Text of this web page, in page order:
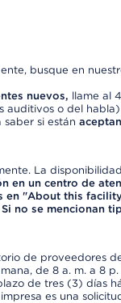
busque en
nuevos, llame al
auditivos o del habla)
si están
La
en un centro de
"About this
no se mencionan
de proveedores
de 8 a. m. a 8
de tres (3) días
es una